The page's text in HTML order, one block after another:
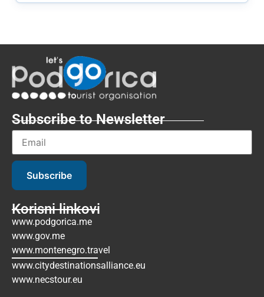
Subscribe to Newsletter
Subscribe
Korisni linkovi
www.podgorica.me
www.gov.me
www.montenegro.travel
www.citydestinationsalliance.eu
www.necstour.eu